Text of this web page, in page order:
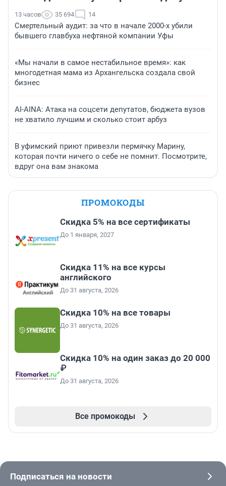
13 часов 35 694 14
Смертельный аудит: за что в начале 2000-х убили
бывшего главбуха нефтяной компании Уфы
«Мы начали в самое нестабильное время»: как
многодетная мама из Архангельска создала свой
бизнес
AI-AINA: Атака на соцсети депутатов, бюджета вузов
не хватило лучшим и сколько стоит арбуз
В уфимский приют привезли пермячку Марину,
которая почти ничего о себе не помнит. Посмотрите,
вдруг она вам знакома
ПРОМОКОДЫ
Скидка 5% на все сертификаты
До 1 января, 2027
Скидка 11% на все курсы
английского
До 31 августа, 2026
Скидка 10% на все товары
До 31 августа, 2026
Скидка 10% на один заказ до 20 000
₽
До 31 августа, 2026
Все промокоды
Подписаться на новости